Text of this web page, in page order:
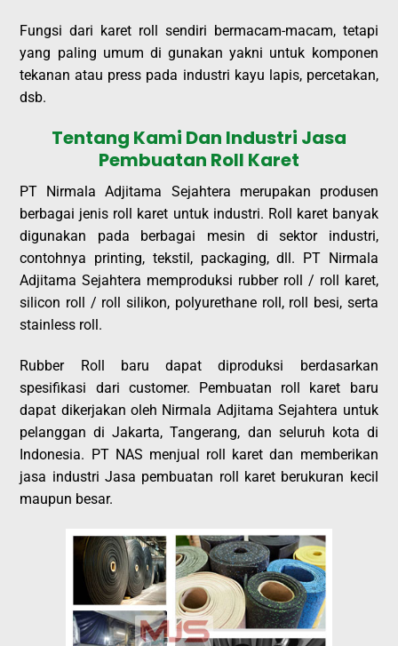
Fungsi dari karet roll sendiri bermacam-macam, tetapi
yang paling umum di gunakan yakni untuk komponen
tekanan atau press pada industri kayu lapis, percetakan,
dsb.
Tentang Kami Dan Industri Jasa
Pembuatan Roll Karet
PT Nirmala Adjitama Sejahtera merupakan produsen
berbagai jenis roll karet untuk industri. Roll karet banyak
digunakan pada berbagai mesin di sektor industri,
contohnya printing, tekstil, packaging, dll. PT Nirmala
Adjitama Sejahtera memproduksi rubber roll / roll karet,
silicon roll / roll silikon, polyurethane roll, roll besi, serta
stainless roll.
Rubber Roll baru dapat diproduksi berdasarkan
spesifikasi dari customer. Pembuatan roll karet baru
dapat dikerjakan oleh Nirmala Adjitama Sejahtera untuk
pelanggan di Jakarta, Tangerang, dan seluruh kota di
Indonesia. PT NAS menjual roll karet dan memberikan
jasa industri Jasa pembuatan roll karet berukuran kecil
maupun besar.